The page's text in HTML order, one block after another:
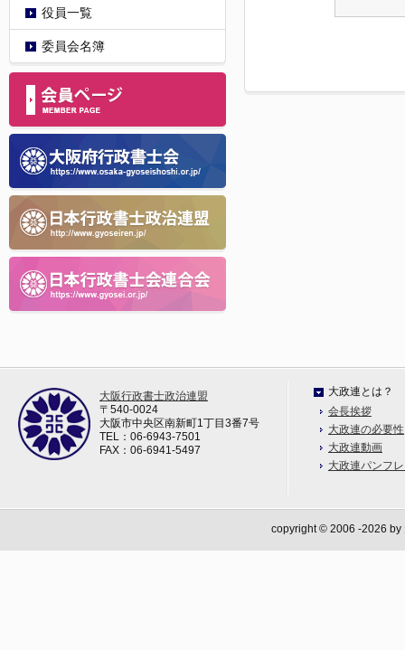
役員一覧
委員会名簿
大阪行政書士政治連盟
〒540-0024
大阪市中央区南新町1丁目3番7号
TEL：06-6943-7501
FAX：06-6941-5497
大政連とは？
会長挨拶
大政連の必要性
大政連動画
大政連パンフ
copyright © 2006 -2026 by